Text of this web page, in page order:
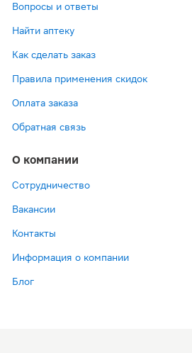
Вопросы и ответы
Найти аптеку
Как сделать заказ
Правила применения скидок
Оплата заказа
Обратная связь
О компании
Сотрудничество
Вакансии
Контакты
Информация о компании
Блог